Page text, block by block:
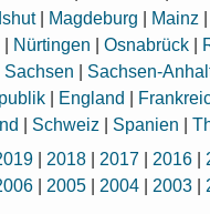
| Magdeburg Mainz
Nürtingen |Osnabrück
Sachsen Sachsen-
England
Schweiz Spanien |
|2018 |2017 |2016 |
|2005 |2004 |2003 |